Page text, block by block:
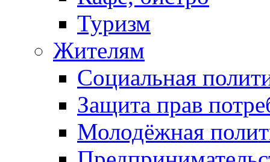
Туризм
Жителям
Социальная
Защита прав
Молодёжная